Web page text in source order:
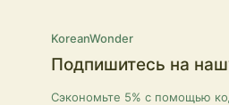
KoreanWonder
Подпишитесь на
Сэкономьте 5% с помощью